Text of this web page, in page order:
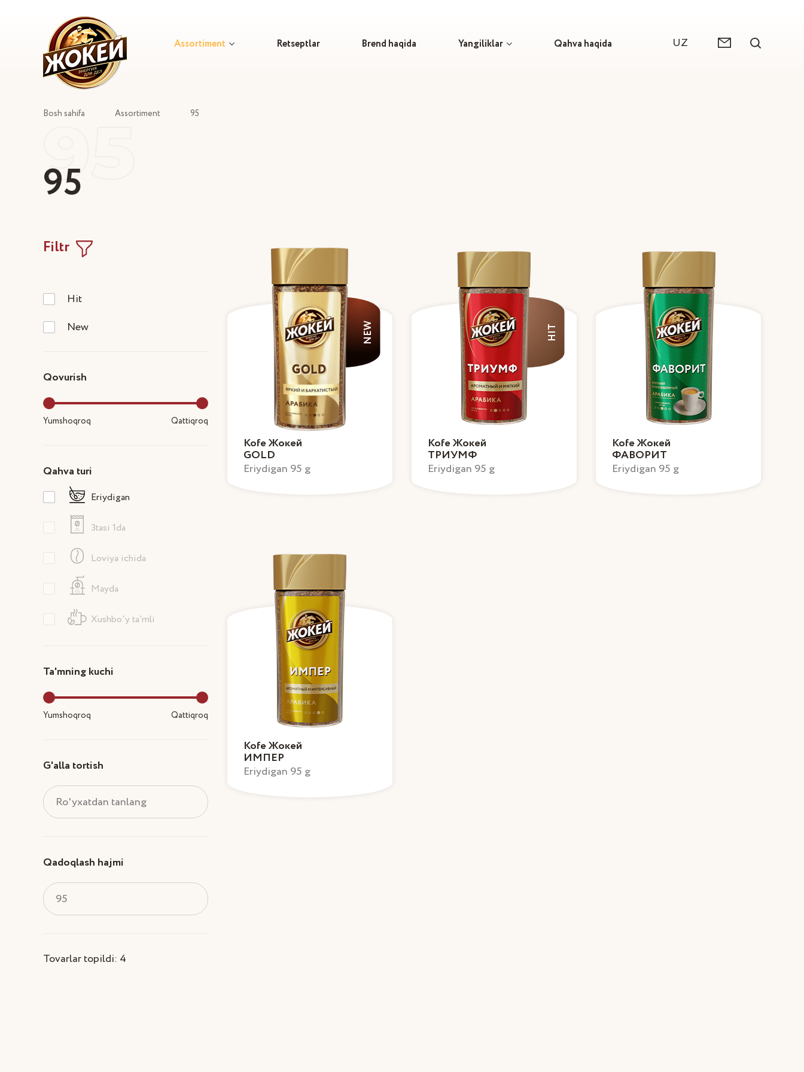
Assortiment Retseptlar Brend haqida Yangiliklar Qahva haqida UZ
Bosh sahifa Assortiment 95
95
95
Filtr
Hit
New
Qovurish
Yumshoqroq Qattiqroq
Qahva turi
Eriydigan
3tasi 1da
Loviya ichida
Mayda
Xushbo'y ta'mli
Ta'mning kuchi
Yumshoqroq Qattiqroq
G'alla tortish
Ro'yxatdan tanlang
Qadoqlash hajmi
95
Tovarlar topildi: 4
NEW
Kofe Жокей
GOLD
Eriydigan 95 g
HIT
Kofe Жокей
ТРИУМФ
Eriydigan 95 g
Kofe Жокей
ФАВОРИТ
Eriydigan 95 g
Kofe Жокей
ИМПЕР
Eriydigan 95 g